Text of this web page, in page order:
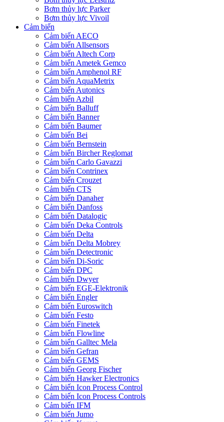
Bơm thủy lực Parker
Bơm thủy lực Vivoil
Cảm biến
Cảm biến AECO
Cảm biến Allsensors
Cảm biến Altech Corp
Cảm biến Ametek Gemco
Cảm biến Amphenol RF
Cảm biến AquaMetrix
Cảm biến Autonics
Cảm biến Azbil
Cảm biến Balluff
Cảm biến Banner
Cảm biến Baumer
Cảm biến Bei
Cảm biến Bernstein
Cảm biến Bircher Reglomat
Cảm biến Carlo Gavazzi
Cảm biến Contrinex
Cảm biến Crouzet
Cảm biến CTS
Cảm biến Danaher
Cảm biến Danfoss
Cảm biến Datalogic
Cảm biến Deka Controls
Cảm biến Delta
Cảm biến Delta Mobrey
Cảm biến Detectronic
Cảm biến Di-Soric
Cảm biến DPC
Cảm biến Dwyer
Cảm biến EGE-Elektronik
Cảm biến Engler
Cảm biến Euroswitch
Cảm biến Festo
Cảm biến Finetek
Cảm biến Flowline
Cảm biến Galltec Mela
Cảm biến Gefran
Cảm biến GEMS
Cảm biến Georg Fischer
Cảm biến Hawker Electronics
Cảm biến Icon Process Control
Cảm biến Icon Process Controls
Cảm biến IFM
Cảm biến Jumo